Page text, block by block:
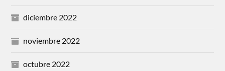
diciembre 2022
noviembre 2022
octubre 2022